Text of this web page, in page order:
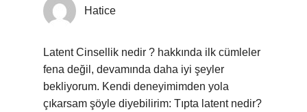
Hatice
Latent Cinsellik nedir ? hakkında ilk cümleler
fena değil, devamında daha iyi şeyler
bekliyorum. Kendi deneyimimden yola
çıkarsam şöyle diyebilirim: Tıpta latent nedir?